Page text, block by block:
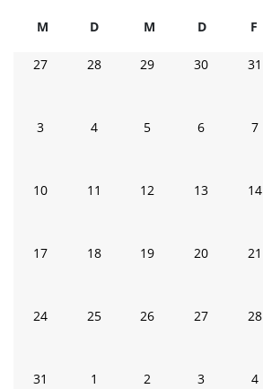
Kalender
Veranstaltungen
M
D
M
D
F
0
27
0
28
0
29
0
30
0
31
0
3
0
4
0
5
0
6
0
7
010
011
012
013
014
017
018
019
0
20
0
21
0
24
0
25
0
26
0
27
0
28
0
31
01
0
2
0
3
0
4